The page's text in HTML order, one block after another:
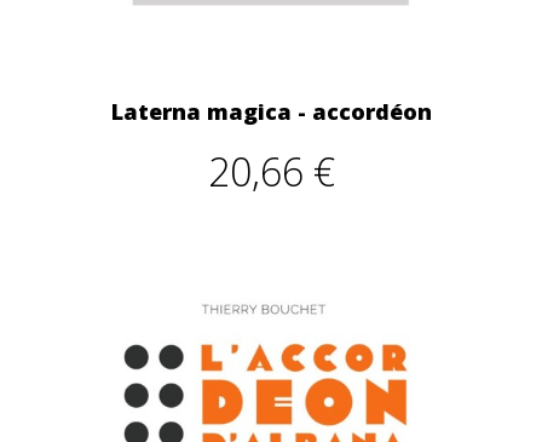
Laterna magica - accordéon
20,66 €